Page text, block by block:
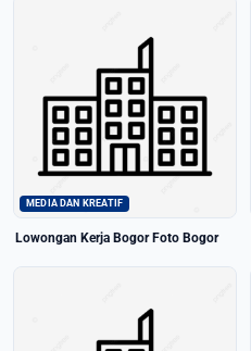
MEDIA DAN KREATIF
Lowongan Kerja Bogor Foto Bogor